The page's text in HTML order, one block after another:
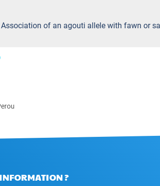
Association of an agouti allele with fawn or
?